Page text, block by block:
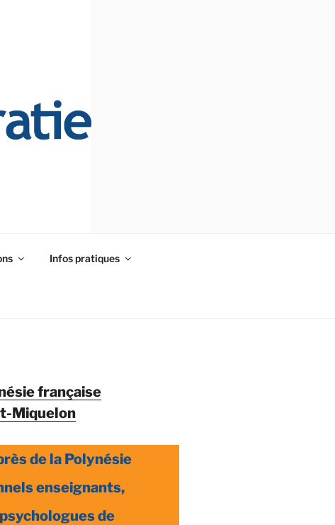
Infos pratiques
française
Miquelon
de la Polynésie
enseignants,
de